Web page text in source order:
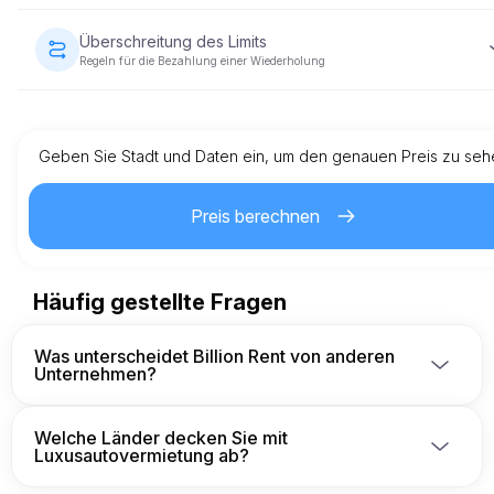
zurückgegeben werden, wie es bereitgestellt wurde.
Überschreitung des Limits
Regeln für die Bezahlung einer Wiederholung
angegeben.
Geben Sie Stadt und Daten ein, um den genauen Preis zu
Preis berechnen
Häufig gestellte Fragen
Was unterscheidet Billion Rent von anderen
Unternehmen?
und Betreiber, und haben ein sicheres Netzwerk
von zugelassenen Fuhrparkbesitzern aufgebaut,
damit unsere Kunden immer vor unseriösen Maklern
Welche Länder decken Sie mit
Luxusautovermietung ab?